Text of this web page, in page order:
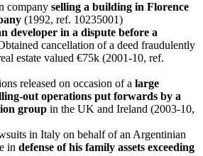
company selling a building in Florence
(1992, ref. 10235001)
developer in a dispute before a
cancellation of a deed fraudulently
estate valued €75k (2001-10, ref.
released on occasion of a large
out operations put forwards by a
group in the UK and Ireland (2003-10,
in Italy on behalf of an Argentinian
in defense of his family assets exceeding